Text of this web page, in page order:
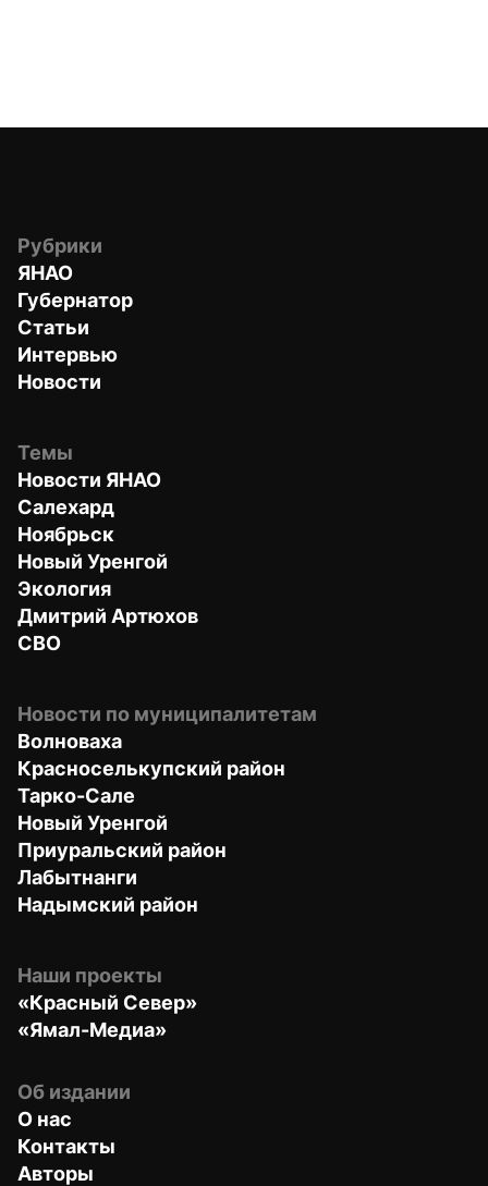
Рубрики
ЯНАО
Губернатор
Статьи
Интервью
Новости
Темы
Новости ЯНАО
Салехард
Ноябрьск
Новый Уренгой
Экология
Дмитрий Артюхов
СВО
Новости по муниципалитетам
Волноваха
Красноселькупский район
Тарко-Сале
Новый Уренгой
Приуральский район
Лабытнанги
Надымский район
Наши проекты
«Красный Север»
«Ямал-Медиа»
Об издании
О нас
Контакты
Авторы